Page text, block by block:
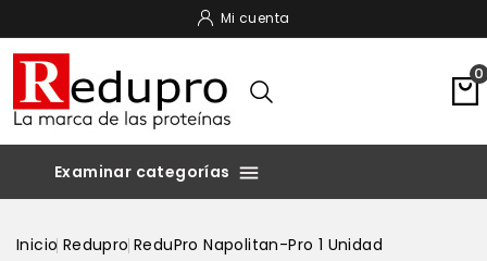
Mi cuenta
0

Inicio Redupro ReduPro Napolitan-Pro 1 Unidad